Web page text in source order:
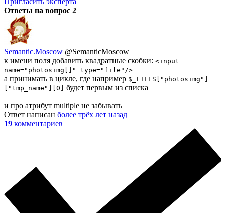
Ответы на вопрос 2
Semantic.Moscow @SemanticMoscow
к имени поля добавить квадратные скобки: <input
name="photosimg[]" type="file"/>
а принимать в цикле, где например $_FILES["photosimg"]
["tmp_name"][0]
будет первым из списка
и про атрибут multiple не забывать
Ответ написан более трёх лет назад
19 комментариев